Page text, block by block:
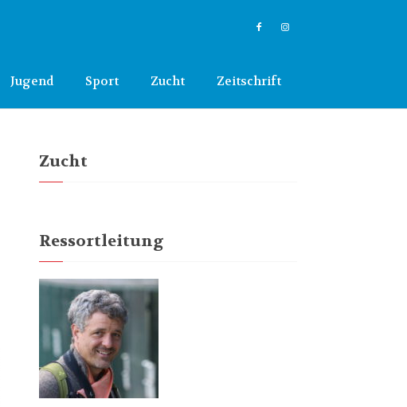
Jugend Sport Zucht Zeitschrift
Zucht
Ressortleitung